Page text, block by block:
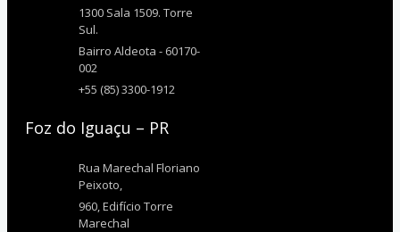
1300 Sala 1509. Torre
Sul.
Bairro Aldeota - 60170-
002
+55 (85) 3300-1912
Foz do Iguaçu – PR
Rua Marechal Floriano
Peixoto,
960, Edifício Torre
Marechal